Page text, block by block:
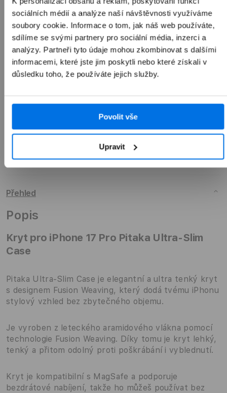
sociálních médií a analýze naší návštěvnosti využíváme
soubory cookie. Informace o tom, jak náš web používáte,
sdílíme se svými partnery pro sociální média, inzerci a
analýzy. Partneři tyto údaje mohou zkombinovat s dalšími
informacemi, které jste jim poskytli nebo které získali v
důsledku toho, že používáte jejich služby.
Povolit vše
Upravit
1 990 Kč
Přidat do košíku
Přehled
Popis
Kryt pro iPhone 17 Pro Pitaka Ultra-Slim
Case
Pitaka Ultra-Slim Case je elegantní a ultra tenký kryt
s designem Fusion Weaving, který dodá tvému iPhonu
stylový vzhled bez zbytečného objemu.
Je vyroben z leteckého aramidového vlákna pomocí
technologie Fusion Weaving. Díky tomu je kryt lehký,
tenký a přitom odolný proti poškrábání i vyblednutí.
Kryt je kompatibilní s MagSafe a podporuje
bezdrátové nabíjení, takže ho můžeš používat bez